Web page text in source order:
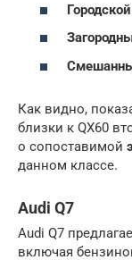
Как видно,
близки к QX60
о сопоставимой
данном классе.
Audi Q7
Audi Q7
включая